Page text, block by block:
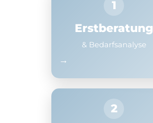
1
Erstberatung
& Bedarfsanalyse
→
2